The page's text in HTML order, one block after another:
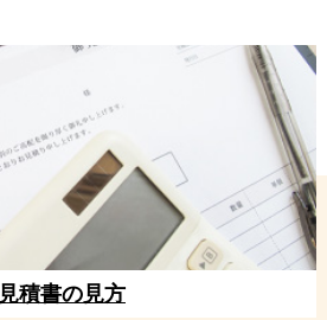
見積書の見方